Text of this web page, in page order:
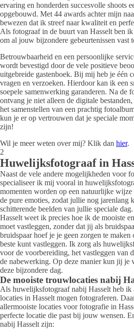
ervaring en honderden succesvolle shoots
opgebouwd. Met 44 awards achter mijn
bewezen dat ik streef naar kwaliteit en
Als fotograaf in de buurt van Hasselt ben
om al jouw bijzondere gebeurtenissen vast
Betrouwbaarheid en een persoonlijke
wordt bevestigd door de vele positieve
uitgebreide gastenboek. Bij mij heb je één
vragen en verzoeken. Hierdoor kan ik een
soepele samenwerking garanderen. Na de
ontvang je niet alleen de digitale
het samenstellen van een prachtig
kun je er op vertrouwen dat je speciale
zijn!
Wil je meer weten over mij? Klik dan hier.
2
Huwelijksfotograaf in
Naast de vele andere mogelijkheden voor
specialiseer ik mij vooral in
momenten worden op een natuurlijke
de pure emoties, zodat jullie nog jarenlang
schitterende beelden van jullie speciale
Hasselt weet ik precies hoe ik de mooiste
moet vastleggen, zonder dat jij als
bruidspaar hoef je je geen zorgen te maken
beste kunt vastleggen. Ik zorg als
voor de voorbereiding, het vastleggen van
de nabewerking. Op deze manier kun jij je
deze bijzondere dag.
De mooiste trouwlocaties nabij
Als huwelijksfotograaf nabij Hasselt heb ik
locaties in Hasselt mogen fotograferen.
allermooiste locaties voor fotografie in
perfecte locatie die past bij jouw wensen.
nabij Hasselt zijn: